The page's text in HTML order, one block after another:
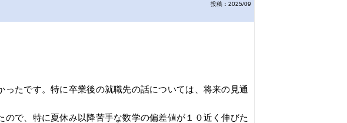
投稿：2025/09
たです。特に卒業後の就職先の話については、将来の見通
で、特に夏休み以降苦手な数学の偏差値が１０近く伸びた